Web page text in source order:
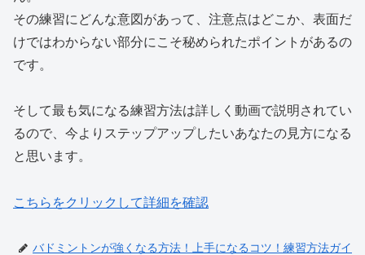
その練習にどんな意図があって、注意点はどこか、表面だ
けではわからない部分にこそ秘められたポイントがあるの
です。
そして最も気になる練習方法は詳しく動画で説明されてい
るので、今よりステップアップしたいあなたの見方になる
と思います。
こちらをクリックして詳細を確認
バドミントンが強くなる方法！上手になるコツ！練習方法ガイ